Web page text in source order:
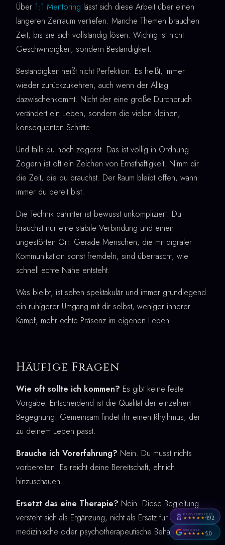
Über 1:1 Mentoring lässt sich diese Arbeit über einen
längeren Zeitraum vertiefen. Manche Themen brauchen
Zeit, bis sie sich vollständig lösen. Wichtig ist nicht
Geschwindigkeit, sondern Beständigkeit.
Beständigkeit heißt nicht Perfektion. Es heißt, immer
wieder zurückzukehren, auch wenn der Alltag
dazwischenkommt. Nicht der eine große Durchbruch
verändert ein Leben, sondern die vielen kleinen,
konsequenten Schritte.
Und falls du noch zögerst: Das ist völlig in Ordnung.
Zögern ist oft ein Zeichen von Ernsthaftigkeit. Nimm dir
die Zeit, die du brauchst. Der Raum bleibt offen, wann
immer du bereit bist.
Die Technik dahinter ist bewusst unkompliziert. Du
brauchst nur eine stabile Verbindung und einen
ungestörten Ort. Gerade Menschen, die mit digitaler
Kommunikation sonst fremdeln, sind überrascht, wie
schnell echte Nähe entsteht.
Was bleibt, ist selten spektakulär und immer grundlegend:
ein ruhigerer Umgang mit dir selbst, weniger innerer
Kampf, mehr echte Präsenz im eigenen Leben.
Häufige Fragen
Wie oft sollte ich kommen? Es gibt keine feste
Vorgabe. Entscheidend ist die Qualität der einzelnen
Begegnung. Gemeinsam findet ihr einen Rhythmus, der
zu deinem Leben passt.
Brauche ich Vorerfahrung? Nein. Du musst nichts
vorbereiten. Es reicht deine Bereitschaft, ehrlich
hinzuschauen.
Ersetzt das eine Therapie? Nein. Diese Begleitung
versteht sich als Ergänzung, nicht als Ersatz für
medizinische oder psychotherapeutische Behandlung.
PROVENEXPERT
★★★★★4,92
GOOGLE
★★★★★5,0